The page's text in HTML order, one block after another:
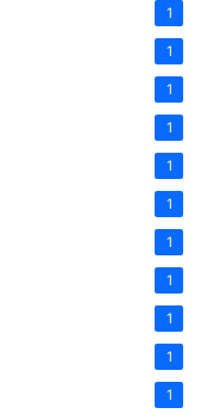
1
1
1
1
1
1
1
1
1
1
1